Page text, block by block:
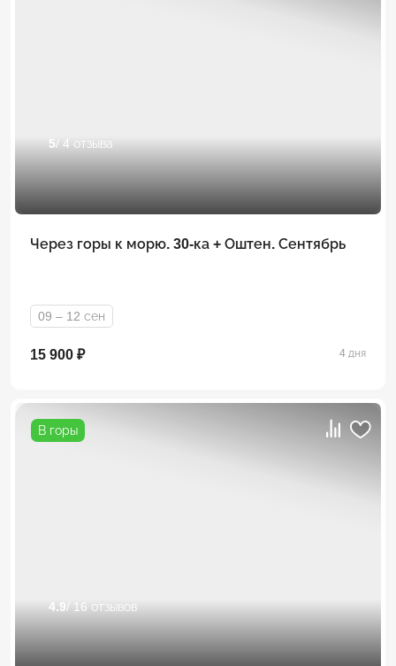
5/ 4 отзыва
Через горы к морю. 30-ка + Оштен. Сентябрь
09 – 12 сен
15 900 ₽ 4 дня
В горы
4.9 / 16 отзывов